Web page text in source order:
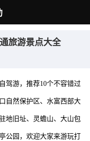
旅游景点大全
驾游，推荐10个不容错过
自然保护区、水富西部大
地旧址、灵蟾山、大山包
公园，欢迎大家来游玩打